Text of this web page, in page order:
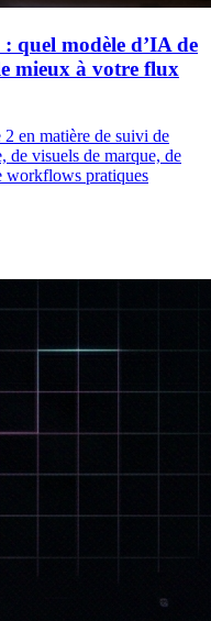
quel modèle d’IA de
mieux à votre flux
en matière de suivi de
de visuels de marque, de
workflows pratiques